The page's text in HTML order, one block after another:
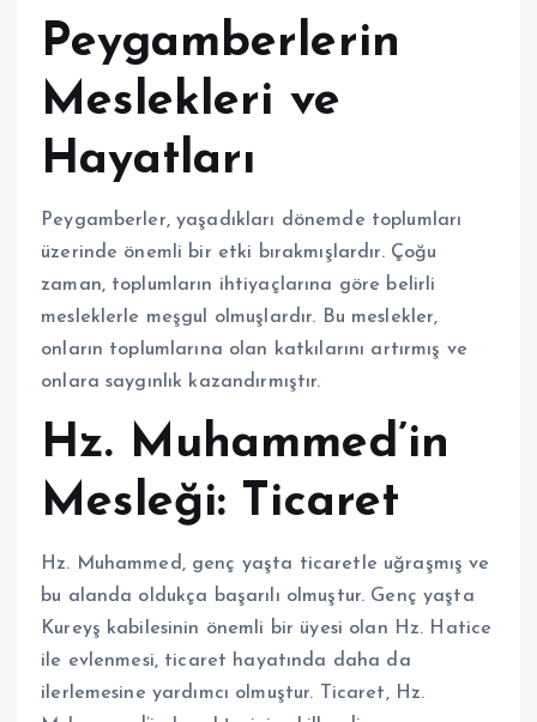
Peygamberlerin
Meslekleri ve
Hayatları
Peygamberler, yaşadıkları dönemde toplumları
üzerinde önemli bir etki bırakmışlardır. Çoğu
zaman, toplumların ihtiyaçlarına göre belirli
mesleklerle meşgul olmuşlardır. Bu meslekler,
onların toplumlarına olan katkılarını artırmış ve
onlara saygınlık kazandırmıştır.
Hz. Muhammed’in
Mesleği: Ticaret
Hz. Muhammed, genç yaşta ticaretle uğraşmış ve
bu alanda oldukça başarılı olmuştur. Genç yaşta
Kureyş kabilesinin önemli bir üyesi olan Hz. Hatice
ile evlenmesi, ticaret hayatında daha da
ilerlemesine yardımcı olmuştur. Ticaret, Hz.